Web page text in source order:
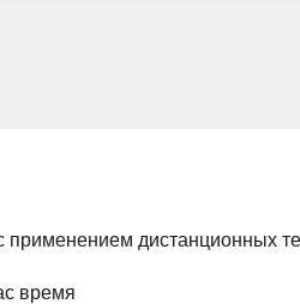
дистанционных
время